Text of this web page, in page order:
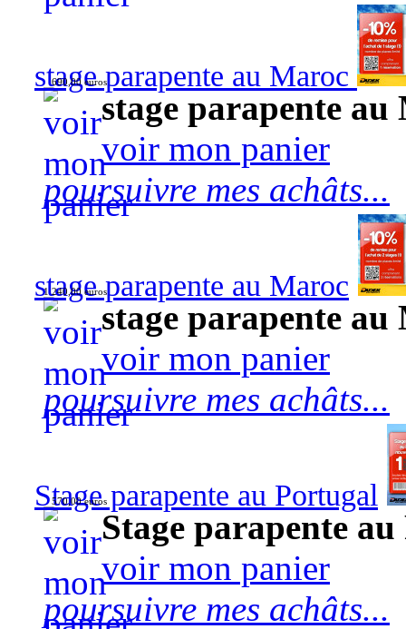
stage parapente au Maroc
690,00 euros
stage parapente
voir mon panier
poursuivre mes achâts...
stage parapente au Maroc
1 240,00 euros
stage parapente au
voir mon panier
poursuivre mes achâts...
Stage parapente au Portugal
570,00 euros
Stage parapente
voir mon panier
poursuivre mes achâts...